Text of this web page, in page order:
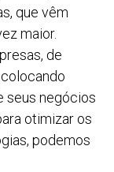
que vêm
maior.
de
seus negócios
otimizar os
podemos